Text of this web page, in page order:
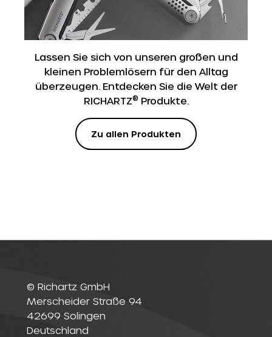
Lassen Sie sich von unseren großen und
kleinen Problemlösern für den Alltag
überzeugen. Entdecken Sie die Welt der
RICHARTZ® Produkte.
Zu allen Produkten
© Richartz GmbH
Merscheider Straße 94
42699 Solingen
Deutschland